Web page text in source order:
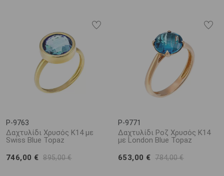
P-9763
Δαχτυλίδι Χρυσός Κ14 με
Swiss Blue Topaz
746,00 € 895,00 €
P-9771
Δαχτυλίδι Ροζ Χρυσός Κ14
με London Blue Topaz
653,00 € 784,00 €